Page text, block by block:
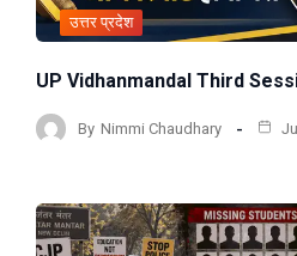
उत्तर प्रदेश
UP Vidhanmandal Third
By Nimmi Chaudhary